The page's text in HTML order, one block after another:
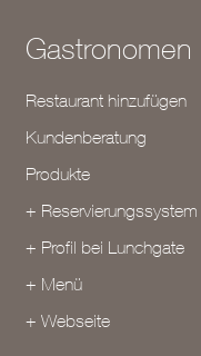
Gastronomen
Restaurant hinzufügen
Kundenberatung
Produkte
+ Reservierungssystem
+ Profil bei Lunchgate
+ Menü
+ Webseite